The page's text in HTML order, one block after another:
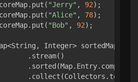
"Jerry" , 92);
"Alice" , 78);
"Bob" , 92);
Integer> sortedMap =
.stream()
.collect(Collectors.toMap(